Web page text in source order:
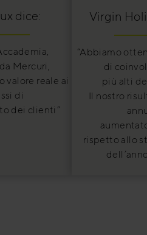
dice:
Mercuri,
valore reale ai
di
dei clienti”
Virgin
“Abbiamo
di
più alti
Il nostro
rispetto allo